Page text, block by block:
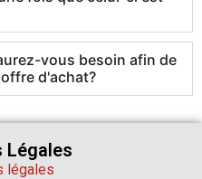
vous besoin afin de
d'achat?
Légales
légales